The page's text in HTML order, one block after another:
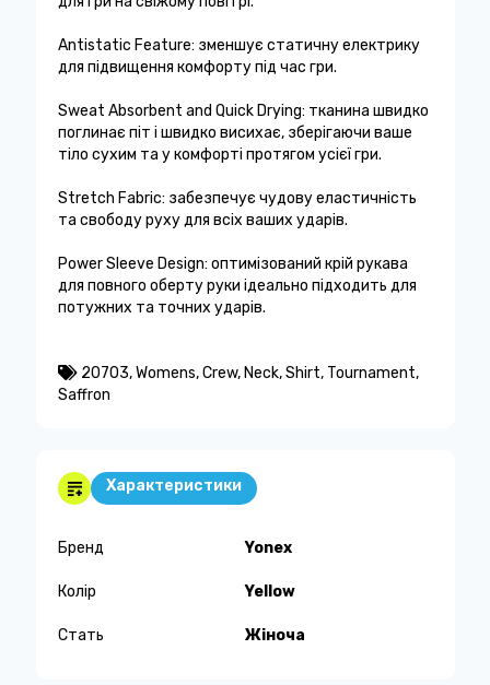
Antistatic Feature: зменшує статичну електрику
для підвищення комфорту під час гри.
Sweat Absorbent and Quick Drying: тканина швидко
поглинає піт і швидко висихає, зберігаючи ваше
тіло сухим та у комфорті протягом усієї гри.
Stretch Fabric: забезпечує чудову еластичність
та свободу руху для всіх ваших ударів.
Power Sleeve Design: оптимізований крій рукава
для повного оберту руки ідеально підходить для
потужних та точних ударів.
20703,Womens,Crew, Neck,Shirt, Tournament,
Saffron
Характеристики
Бренд Yonex
Колір Yellow
Стать Жіноча